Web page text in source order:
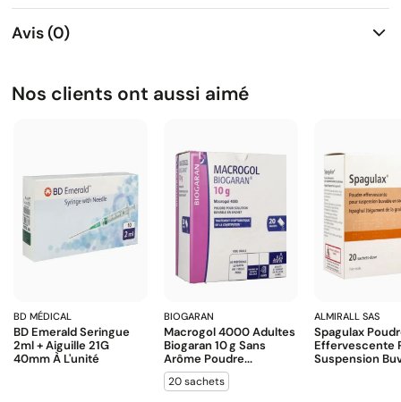
Avis (0)
Nos clients ont aussi aimé
BD MÉDICAL
BD Emerald Seringue
2ml + Aiguille 21G
40mm À L'unité
BIOGARAN
Macrogol 4000 Adultes
Biogaran 10 G Sans
Arôme Poudre...
20 sachets
ALMIRALL SAS
Spagulax
Effervescente
Suspension